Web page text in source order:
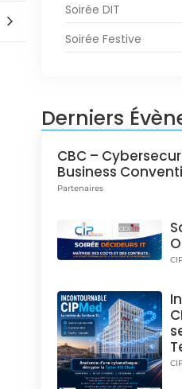
Soirée DIT
Soirée Festive
Derniers
CBC –
Business
Partenaires